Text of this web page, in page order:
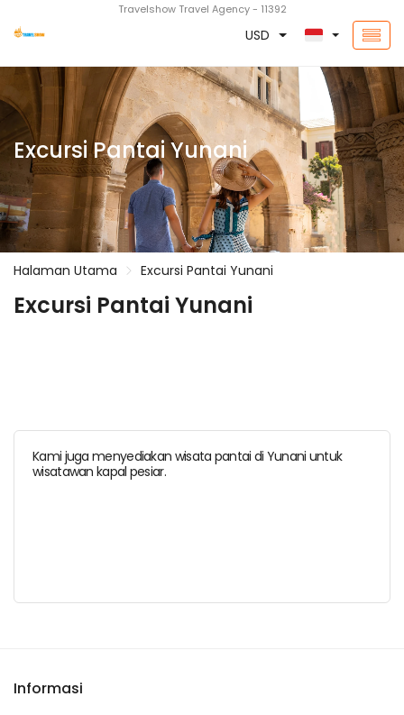
Travelshow Travel Agency - 11392
USD
Excursi Pantai Yunani
Halaman Utama Excursi Pantai Yunani
Excursi Pantai Yunani
Kami juga menyediakan wisata pantai di Yunani untuk
wisatawan kapal pesiar.
Informasi